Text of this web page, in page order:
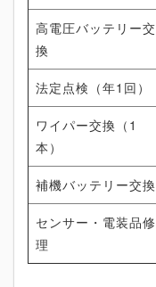
高電圧バッテリー交
換
法定点検（年1回）
ワイパー交換（1
本）
補機バッテリー交換
センサー・電装品修
理